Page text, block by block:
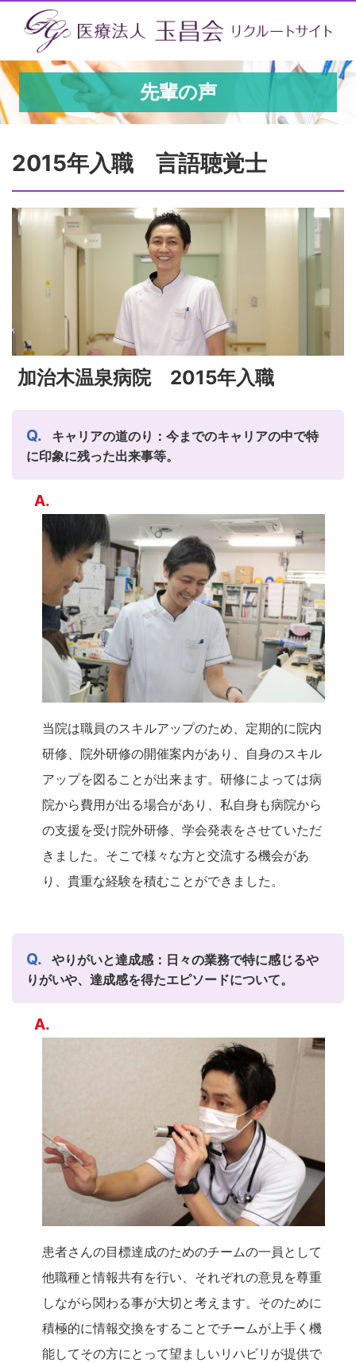
先輩の声
2015年入職 言語聴覚士
加治木温泉病院 2015年入職
キャリアの道のり：今までのキャリアの中で特
に印象に残った出来事等。
当院は職員のスキルアップのため、定期的に院内
研修、院外研修の開催案内があり、自身のスキル
アップを図ることが出来ます。研修によっては病
院から費用が出る場合があり、私自身も病院から
の支援を受け院外研修、学会発表をさせていただ
きました。そこで様々な方と交流する機会があ
り、貴重な経験を積むことができました。
やりがいと達成感：日々の業務で特に感じるや
りがいや、達成感を得たエピソードについて。
患者さんの目標達成のためのチームの一員として
他職種と情報共有を行い、それぞれの意見を尊重
しながら関わる事が大切と考えます。そのために
積極的に情報交換をすることでチームが上手く機
能してその方にとって望ましいリハビリが提供で